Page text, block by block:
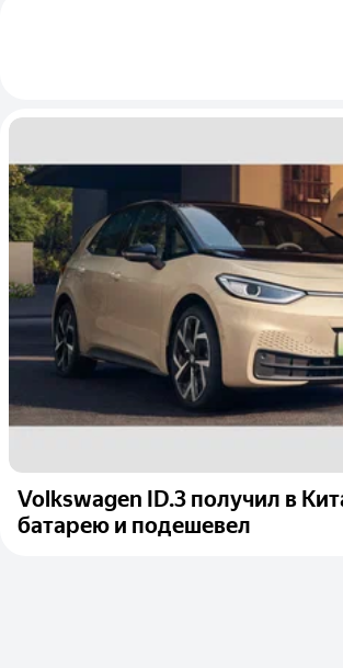
Volkswagen ID.3 получил в
батарею и подешевел